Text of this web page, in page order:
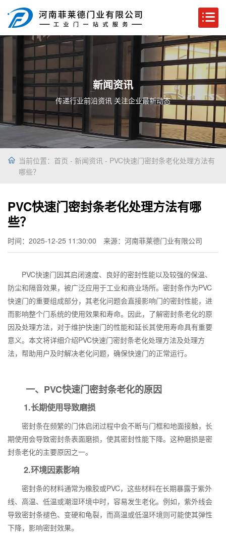
新闻资讯
传递行业前沿资讯 关注企业最新动态
当前位置： 首页 - 新闻资讯 - PVC快速门密封条老化处理方法有
哪些？
PVC快速门密封条老化处理方法有哪
些？
时间：2025-12-25 11:30:00 来源：河南菲莱德门业有限公司
PVC快速门因其启闭速度、良好的密封性能以及较强的保温、
防尘和隔音效果，被广泛应用于工业和商业场所。密封条作为PVC
快速门的重要组成部分，其老化问题会直接影响门的密封性能，进
而影响整个门系统的使用效果和寿命。因此，了解密封条老化的原
因及处理方法，对于维护快速门的性能和延长其使用寿命具有重要
意义。本文将详细介绍PVC快速门密封条老化处理方法及处理方
法，帮助用户及时解决老化问题，确保快速门的正常运行。
一、PVC快速门密封条老化的原因
1.长期使用导致磨损
密封条在频繁的门体启闭过程中会不断与门框和地面接触，长
期使用会导致密封条表面磨损，使其密封性能下降。这种磨损是密
封条老化的主要原因之一。
2.环境因素影响
密封条的材料通常为橡胶或PVC，这些材料在长期暴露于紫外
线、高温、低温或潮湿环境中时，容易发生老化。例如，紫外线会
导致密封条褪色、变硬和龟裂，而高温或低温环境则可能使其弹性
下降，影响密封效果。